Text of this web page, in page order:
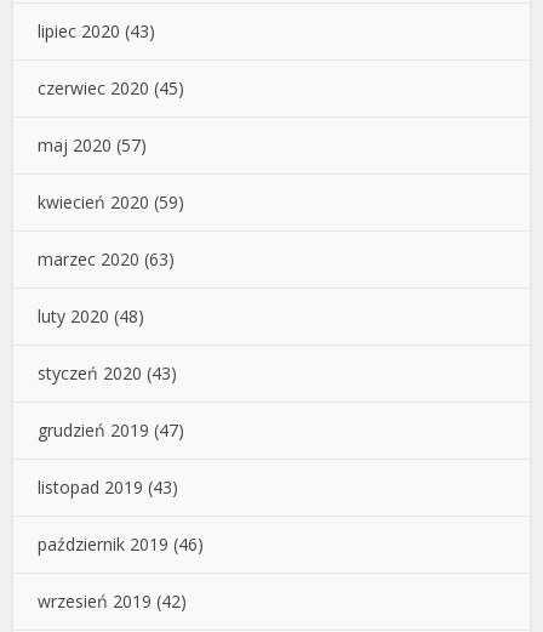
lipiec 2020 (43)
czerwiec 2020 (45)
maj 2020 (57)
kwiecień 2020 (59)
marzec 2020 (63)
luty 2020 (48)
styczeń 2020 (43)
grudzień 2019 (47)
listopad 2019 (43)
październik 2019 (46)
wrzesień 2019 (42)